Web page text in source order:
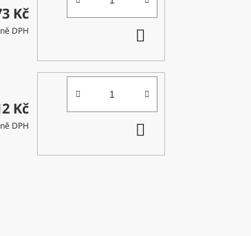
Kč
DPH
Kč
DPH
KOŠÍKU